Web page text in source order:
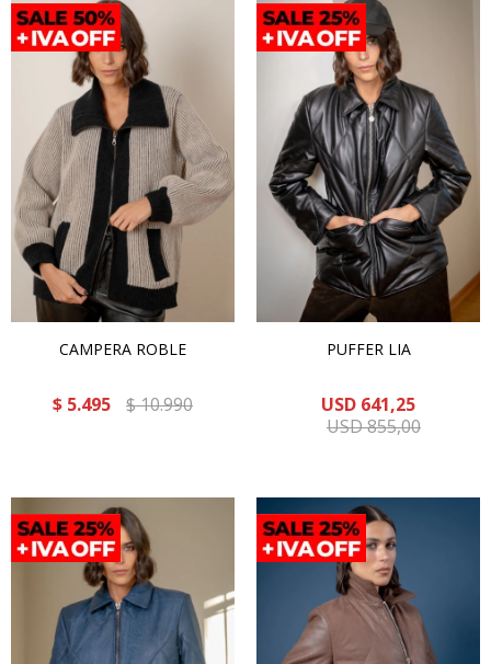
CAMPERA ROBLE
$ 5.495 $10.990
PUFFER LIA
USD 641,25
USD855,00